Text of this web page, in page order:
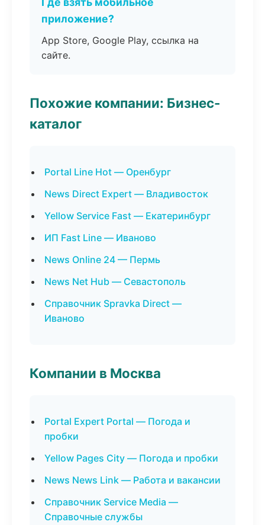
приложение?
App Store, Google Play, ссылка на
сайте.
Похожие компании: Бизнес-
каталог
Portal Line Hot — Оренбург
News Direct Expert — Владивосток
Yellow Service Fast — Екатеринбург
ИП Fast Line — Иваново
News Online 24 — Пермь
News Net Hub — Севастополь
Справочник Spravka Direct —
Иваново
Компании в Москва
Portal Expert Portal — Погода и
пробки
Yellow Pages City — Погода и пробки
News News Link — Работа и вакансии
Справочник Service Media —
Справочные службы